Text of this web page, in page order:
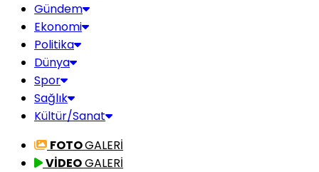
Gündem
Ekonomi
Politika
Dünya
Spor
Sağlık
Kültür/Sanat
FOTOGALERİ
VİDEOGALERİ